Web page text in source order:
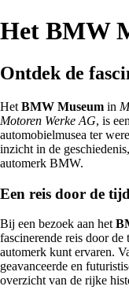
Het BMW
Ontdek de
Het BMW Museum in
Motoren Werke AG, is
automobielmusea ter
inzicht in de
automerk BMW.
Een reis door de tijd
Bij een bezoek aan het
fascinerende reis door
automerk kunt ervaren.
geavanceerde en
overzicht van de rijke